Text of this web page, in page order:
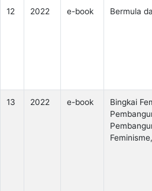
12 2022 e-book Bermula
13 2022 e-book
Bingkai
Feminisme,